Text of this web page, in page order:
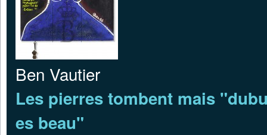
Ben Vautier
Les pierres tombent mais
es beau"